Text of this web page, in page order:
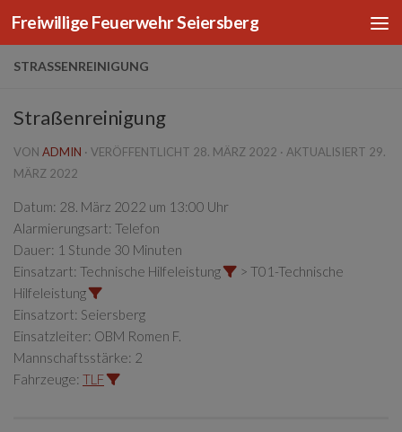
Zum Inhalt springen
Freiwillige Feuerwehr Seiersberg
STRASSENREINIGUNG
Straßenreinigung
VON ADMIN · VERÖFFENTLICHT 28. MÄRZ 2022 · AKTUALISIERT 29.
MÄRZ 2022
Datum: 28. März 2022 um 13:00 Uhr
Alarmierungsart: Telefon
Dauer: 1 Stunde 30 Minuten
Einsatzart: Technische Hilfeleistung
> T01-Technische
Hilfeleistung
Einsatzort: Seiersberg
Einsatzleiter: OBM Romen F.
Mannschaftsstärke: 2
Fahrzeuge: TLF